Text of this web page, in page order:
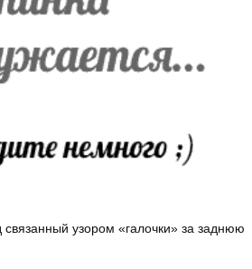
узором «галочки» за заднюю